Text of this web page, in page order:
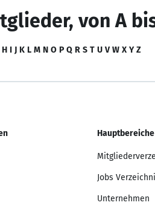
von A
H I J K L M N O P Q R S T U V W X Y Z
Hauptbereiche
Jobs
Unternehmen